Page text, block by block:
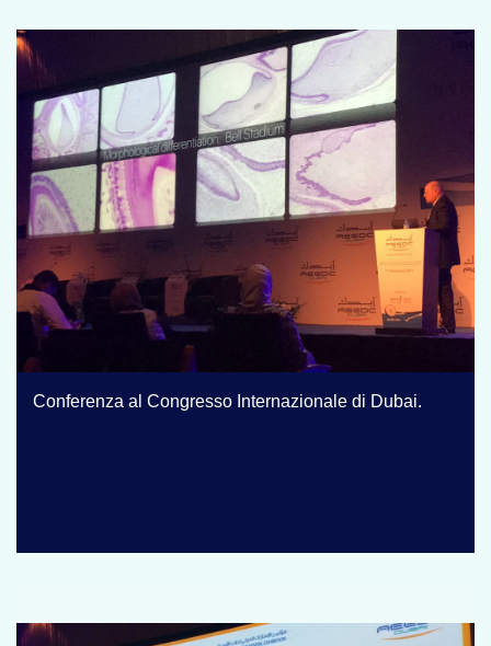
Conferenza al Congresso Internazionale di Dubai.